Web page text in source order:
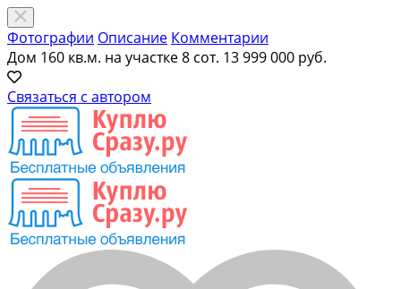
Фотографии Описание Комментарии
Дом 160 кв.м. на участке 8 сот. 13 999 000 руб.
Связаться с автором